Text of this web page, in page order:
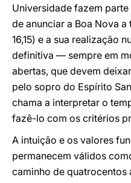
Universidade fazem
de anunciar a Boa Nova
16,15) e a sua realização
definitiva — sempre em
abertas, que devem
pelo sopro do Espírito
chama a interpretar o
fazê-lo com os critérios
A intuição e os valores
permanecem válidos
caminho de